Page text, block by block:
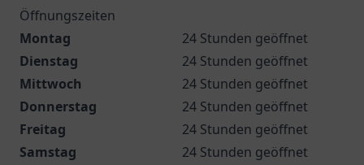
Öffnungszeiten
Montag
24 Stunden geöffnet
Dienstag
24 Stunden geöffnet
Mittwoch
24 Stunden geöffnet
Donnerstag
24 Stunden geöffnet
Freitag
24 Stunden geöffnet
Samstag
24 Stunden geöffnet